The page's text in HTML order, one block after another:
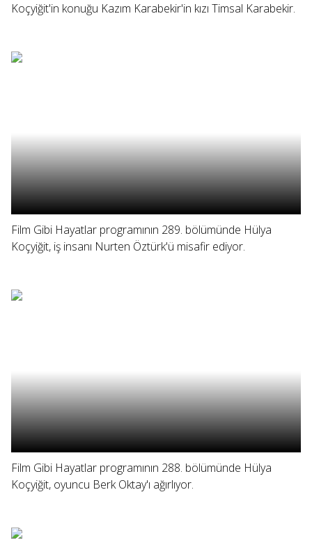
Koçyiğit'in konuğu Kazım Karabekir'in kızı Timsal Karabekir.
Film Gibi Hayatlar programının 289. bölümünde Hülya
Koçyiğit, iş insanı Nurten Öztürk'ü misafir ediyor.
Film Gibi Hayatlar programının 288. bölümünde Hülya
Koçyiğit, oyuncu Berk Oktay'ı ağırlıyor.